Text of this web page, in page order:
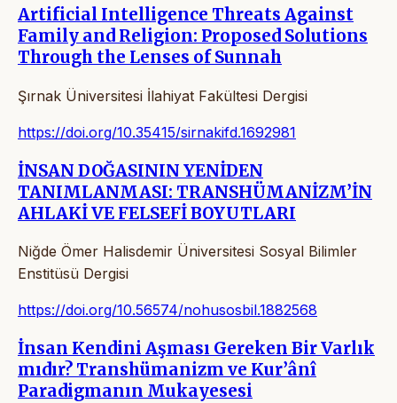
Artificial Intelligence Threats Against
Family and Religion: Proposed Solutions
Through the Lenses of Sunnah
Şırnak Üniversitesi İlahiyat Fakültesi Dergisi
https://doi.org/10.35415/sirnakifd.1692981
İNSAN DOĞASININ YENİDEN
TANIMLANMASI: TRANSHÜMANİZM’İN
AHLAKİ VE FELSEFİ BOYUTLARI
Niğde Ömer Halisdemir Üniversitesi Sosyal Bilimler
Enstitüsü Dergisi
https://doi.org/10.56574/nohusosbil.1882568
İnsan Kendini Aşması Gereken Bir Varlık
mıdır? Transhümanizm ve Kur’ânî
Paradigmanın Mukayesesi